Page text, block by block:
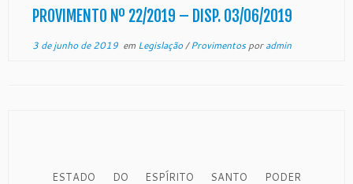
Corregedor Geral […]
PROVIMENTO Nº 22/2019 – DISP. 03/06/2019
3 de junho de 2019em Legislação/Provimentosporadmin
ESTADO DO ESPÍRITO SANTO PODER